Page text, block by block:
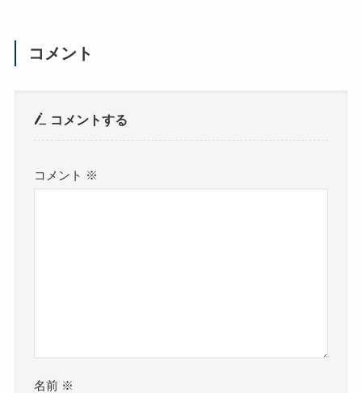
コメント
コメントする
コメント ※
名前 ※